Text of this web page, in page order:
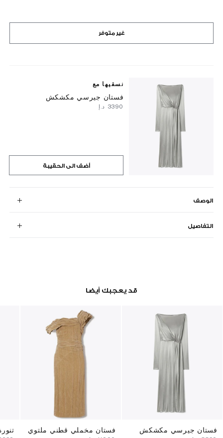
غير متوفر
نسقيها مع
فستان جيرسي مكشكش
أضف الى الحقيبة
الوصف
التفاصيل
قد يعجبك أيضا
فستان جيرسي مكشكش فستان مخملي قطني ملتوي